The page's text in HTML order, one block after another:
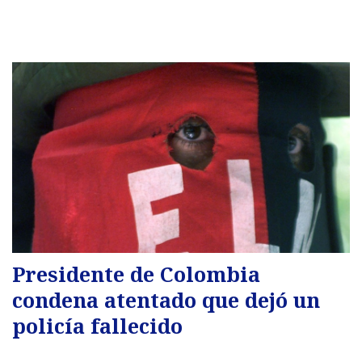
Presidente de Colombia
condena atentado que dejó un
policía fallecido